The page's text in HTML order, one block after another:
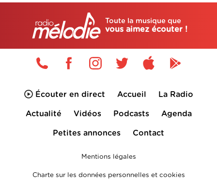
Toute la musique que
vous aimez écouter !
Écouter en direct Accueil La Radio
Actualité Vidéos Podcasts Agenda
Petites annonces Contact
Mentions légales
Charte sur les données personnelles et cookies